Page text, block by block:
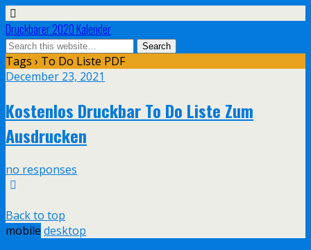
Druckbarer 2020 Kalender
Tags › To Do Liste PDF
December 23, 2021
Kostenlos Druckbar To Do Liste Zum
Ausdrucken
no responses
Back to top
mobile desktop